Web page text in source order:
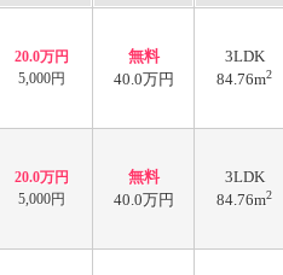
20.0万円
5,000円
無料
40.0万円
3LDK
84.76m2
20.0万円
5,000円
無料
40.0万円
3LDK
84.76m2